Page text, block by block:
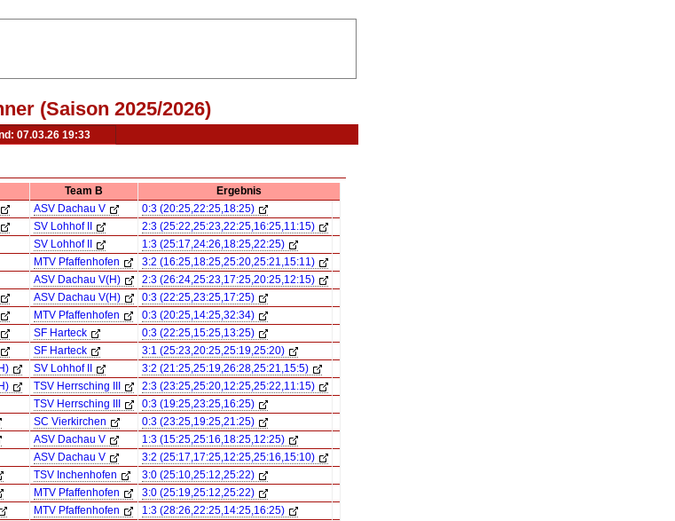
(Saison 2025/2026)
07.03.26 19:33
Team B
Ergebnis
ASV Dachau V
0:3 (20:25,22:25,18:25)
SV Lohhof II
2:3 (25:22,25:23,22:25,16:25,11:15)
SV Lohhof II
1:3 (25:17,24:26,18:25,22:25)
MTV Pfaffenhofen
3:2 (16:25,18:25,25:20,25:21,15:11)
ASV Dachau V(H)
2:3 (26:24,25:23,17:25,20:25,12:15)
ASV Dachau V(H)
0:3 (22:25,23:25,17:25)
MTV Pfaffenhofen
0:3 (20:25,14:25,32:34)
SF Harteck
0:3 (22:25,15:25,13:25)
SF Harteck
3:1 (25:23,20:25,25:19,25:20)
SV Lohhof II
3:2 (21:25,25:19,26:28,25:21,15:5)
TSV Herrsching III
2:3 (23:25,25:20,12:25,25:22,11:15)
TSV Herrsching III
0:3 (19:25,23:25,16:25)
SC Vierkirchen
0:3 (23:25,19:25,21:25)
ASV Dachau V
1:3 (15:25,25:16,18:25,12:25)
ASV Dachau V
3:2 (25:17,17:25,12:25,25:16,15:10)
TSV Inchenhofen
3:0 (25:10,25:12,25:22)
MTV Pfaffenhofen
3:0 (25:19,25:12,25:22)
MTV Pfaffenhofen
1:3 (28:26,22:25,14:25,16:25)